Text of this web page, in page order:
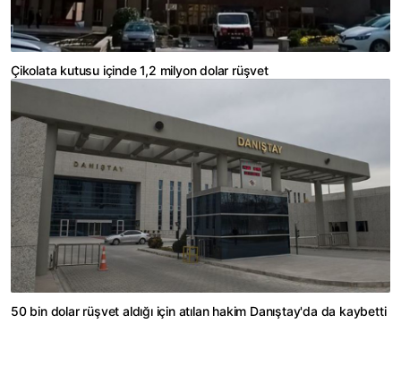
Çikolata kutusu içinde 1,2 milyon dolar rüşvet
50 bin dolar rüşvet aldığı için atılan hakim Danıştay'da da kaybetti